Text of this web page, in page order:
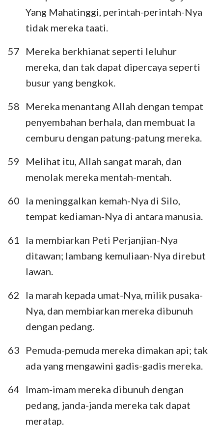
Yang Mahatinggi, perintah-perintah-Nya
tidak mereka taati.
57
Mereka berkhianat seperti leluhur
mereka, dan tak dapat dipercaya seperti
busur yang bengkok.
58
Mereka menantang Allah dengan tempat
penyembahan berhala, dan membuat Ia
cemburu dengan patung-patung mereka.
59
Melihat itu, Allah sangat marah, dan
menolak mereka mentah-mentah.
60
Ia meninggalkan kemah-Nya di Silo,
tempat kediaman-Nya di antara manusia.
61
Ia membiarkan Peti Perjanjian-Nya
ditawan; lambang kemuliaan-Nya direbut
lawan.
62
Ia marah kepada umat-Nya, milik pusaka-
Nya, dan membiarkan mereka dibunuh
dengan pedang.
63
Pemuda-pemuda mereka dimakan api; tak
ada yang mengawini gadis-gadis mereka.
64
Imam-imam mereka dibunuh dengan
pedang, janda-janda mereka tak dapat
meratap.